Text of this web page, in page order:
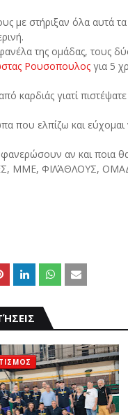
με στήριξαν όλα αυτά τα
της ομάδας, τους
Ρουσοπουλος για 5
καρδιάς γιατί
που ελπίζω και
αν και ποια
ΜΜΕ, ΦΙΛΆΘΛΟΥΣ,